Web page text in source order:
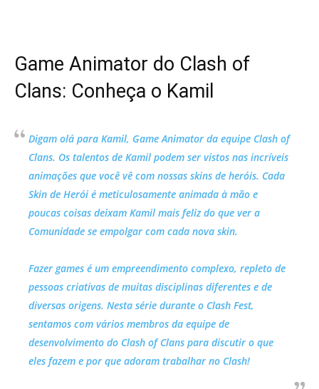
Game Animator do Clash of
Clans: Conheça o Kamil
Digam olá para Kamil, Game Animator da equipe Clash of
Clans. Os talentos de Kamil podem ser vistos nas incríveis
animações que você vê com nossas skins de heróis. Cada
Skin de Herói é meticulosamente animada à mão e
poucas coisas deixam Kamil mais feliz do que ver a
Comunidade se empolgar com cada nova skin.
Fazer games é um empreendimento complexo, repleto de
pessoas criativas de muitas disciplinas diferentes e de
diversas origens. Nesta série durante o Clash Fest,
sentamos com vários membros da equipe de
desenvolvimento do Clash of Clans para discutir o que
eles fazem e por que adoram trabalhar no Clash!